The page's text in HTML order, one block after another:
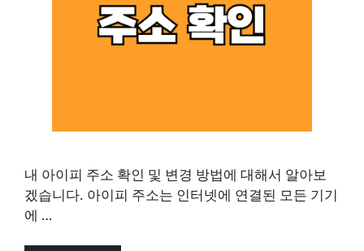
내 아이피 주소 확인 및 변경 방법에 대해서 알아보
겠습니다. 아이피 주소는 인터넷에 연결된 모든 기기
에 …